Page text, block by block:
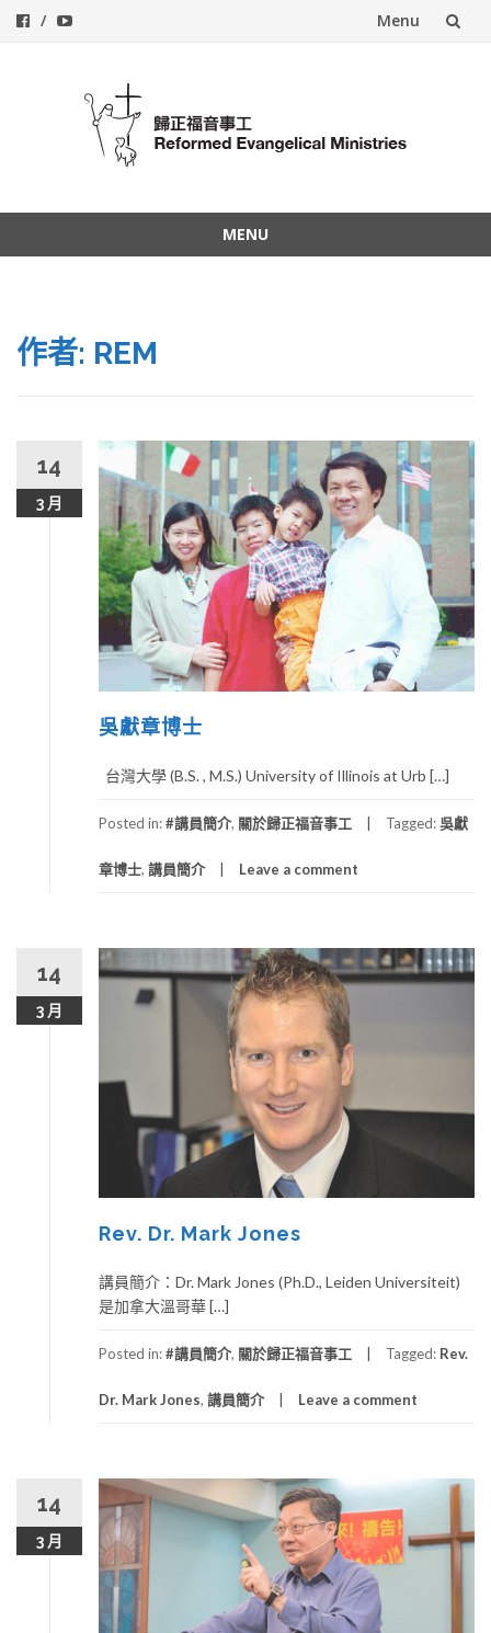
Menu
MENU
作者: REM
14
3 月
吳獻章博士
台灣大學 (B.S. , M.S.) University of Illinois at Urb […]
Posted in:#講員簡介, 關於歸正福音事工 Tagged:吳獻
章博士, 講員簡介 Leave a comment
14
3 月
Rev. Dr. Mark Jones
講員簡介：Dr. Mark Jones (Ph.D., Leiden Universiteit)
是加拿大溫哥華 […]
Posted in:#講員簡介, 關於歸正福音事工 Tagged: Rev.
Dr. Mark Jones, 講員簡介 Leave a comment
14
3 月